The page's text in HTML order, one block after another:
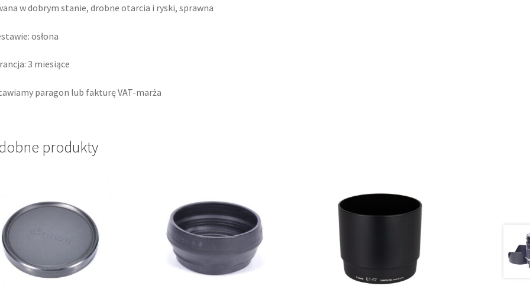
w dobrym stanie, drobne otarcia i ryski, sprawna
osłona
3 miesiące
paragon lub fakturę VAT-marża
produkty